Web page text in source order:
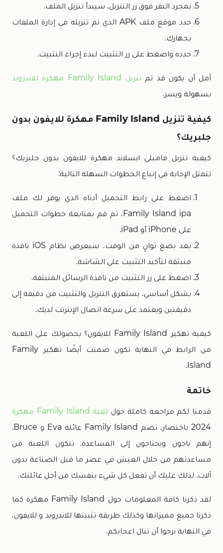
بمجرد النقر فوق زر التنزيل، سيبدأ تنزيل الملف.
حدد موقع ملف APK الذي تم تنزيله في إدارة الملفات
بجهازك.
حدده واضغط على زر التثبيت لبدء إجراء التثبيت.
آمل أن يكون قد تم تنزيل Family Island مهكرة للاندرويد
بسهولة ويسر.
كيفية تنزيل Family Island مهكرة للايفون بدون
جلبريك؟
كيفية تنزيل فاميلي ايسلاند مهكرة للايفون بدون جلبريك؟
تتمثل الإجابة في إتباع الخطوات السهلة التالية:
اضغط على رابط التحميل أدناه الذي يوفر لك ملف
Family Island ipa، ثم قم بمتابعة خطوات التحميل
على iPhone أو iPad.
بعد بضع ثوانٍ من الوقت، سيعرض نظام iOS نافذة
منبثقة لتأكيد التثبيت على الشاشة.
اضغط على زر التثبيت من نافذة الرسائل المنبثقة.
بشكل أساسي، يستغرق التنزيل والتثبيت من دقيقة إلى
دقيقتين ويعتمد على سرعة اتصال الإنترنت لديك.
كيفية تهكير Family Island للايفون؟ بحصولك على اللعبة
من الرابط في النهاية تكون ضمنت أيضًا تهكير Family
Island.
خاتمة
قدمنا لكم مراجعة كاملة حول لعبة Family Island مهكرة
2024 باختصار، تضم Family Island عائلة Eva و Bruce.
إنهم ناجون ويحتاجون إلى المساعدة. تتكون اللعبة من
مساعدتهم من خلال العيش في عصر ما قبل الصناعة بدون
آلات. لذلك عليك أن تفعل كل شيء بنفسك من أجل عائلتك.
لقد ذكرنا كافة المعلومات حول Family Island مهكرة كما
ذكرنا جميع مميزاتها وكذلك طريقة تثبيتها للاندرويد و للايفون،
في النهاية نرجوا أن تنال اعجابكم.